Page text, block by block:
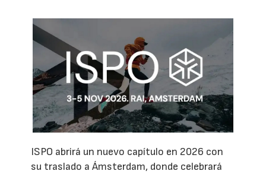
ISPO abrirá un nuevo capítulo en 2026 con
su traslado a Ámsterdam, donde celebrará